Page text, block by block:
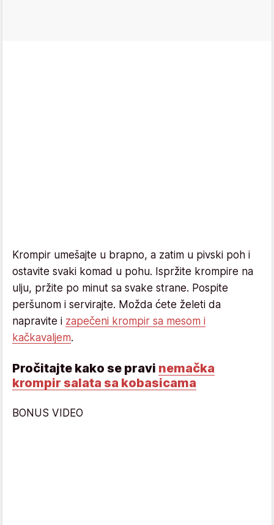
Krompir umešajte u brapno, a zatim u pivski poh i
ostavite svaki komad u pohu. Ispržite krompire na
ulju, pržite po minut sa svake strane. Pospite
peršunom i servirajte. Možda ćete želeti da
napravite i zapečeni krompir sa mesom i
kačkavaljem.
Pročitajte kako se pravi nemačka
krompir salata sa kobasicama
BONUS VIDEO